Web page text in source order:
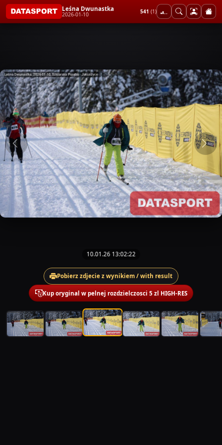
Leśna Dwunastka
2026-01-10 541 (1)
10.01.26 13:02:22
Pobierz zdjecie z wynikiem / with result
Kup oryginal w pelnej rozdzielczosci 5 zl HIGH-RES